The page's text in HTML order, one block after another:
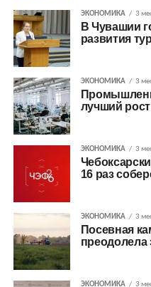
ЭКОНОМИКА 3
В Чувашии
развития
ЭКОНОМИКА 3
лучший
ЭКОНОМИКА 3
16 раз
ЭКОНОМИКА 3
Посевная
преодолела
ЭКОНОМИКА 3